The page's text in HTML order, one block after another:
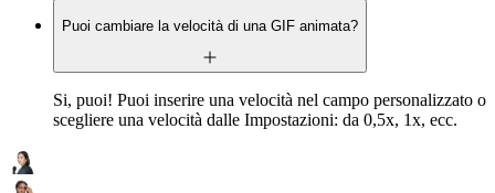
Puoi cambiare la velocità di una GIF animata?
Si, puoi! Puoi inserire una velocità nel campo personalizzato o
scegliere una velocità dalle Impostazioni: da 0,5x, 1x, ecc.